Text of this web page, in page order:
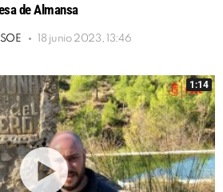
de Almansa
18 junio 2023, 13:46
1:14